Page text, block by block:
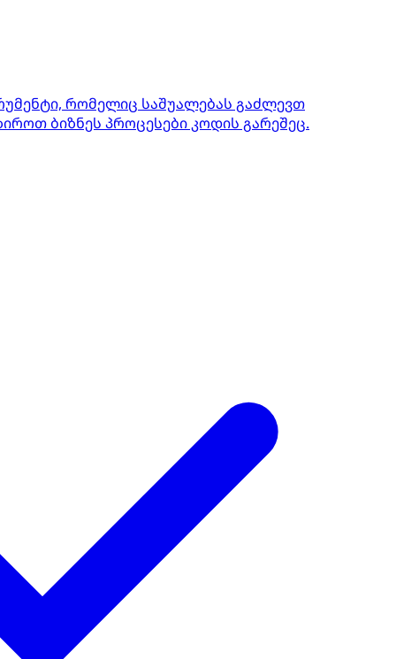
რომელიც საშუალებას გაძლევთ
ბიზნეს პროცესები კოდის გარეშეც.